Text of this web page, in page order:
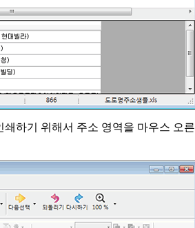
하기 위해서 주소 영역을 마우스 오른